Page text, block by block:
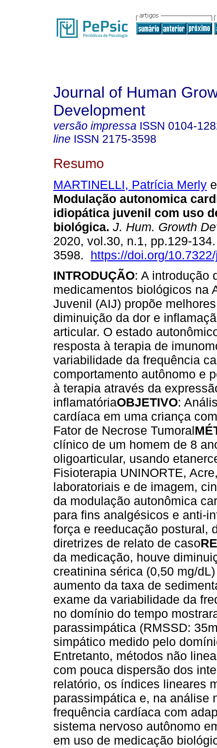
Journal of Human
Development
versão impressa ISSN 0104-
line ISSN 2175-3598
Resumo
MARTINELLI, Patrícia Merly
Modulação autonomica
idiopática juvenil com uso
biológica. J. Hum. Growth
2020, vol.30, n.1, pp.129-
3598. https://doi.org/
INTRODUÇÃO: A introdução
medicamentos biológicos na
Juvenil (AIJ) propõe
diminuição da dor e
articular. O estado
resposta à terapia de
variabilidade da frequência
comportamento autônomo e
à terapia através da
inflamatóriaOBJETIVO:
cardíaca em uma criança
Fator de Necrose Tumoral
clínico de um homem de 8
oligoarticular, usando
Fisioterapia UNINORTE,
laboratoriais e de imagem,
da modulação autonômica
para fins analgésicos e anti-
força e reeducação postural,
diretrizes de relato de caso
da medicação, houve
creatinina sérica (0,50 mg/
aumento da taxa de
exame da variabilidade da
no domínio do tempo
parassimpática (RMSSD:
simpático medido pelo
Entretanto, métodos não
com pouca dispersão dos
relatório, os índices lineares
parassimpática e, na análise
frequência cardíaca com
sistema nervoso autônomo
em uso de medicação